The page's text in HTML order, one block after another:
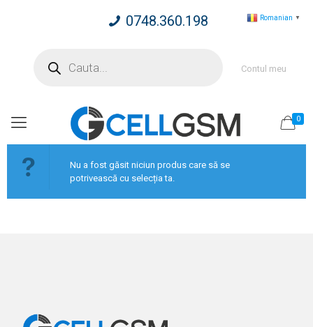
0748.360.198
search
Contul meu
0
Nu a fost găsit niciun produs care să se
potrivească cu selecția ta.
Romanian ▼